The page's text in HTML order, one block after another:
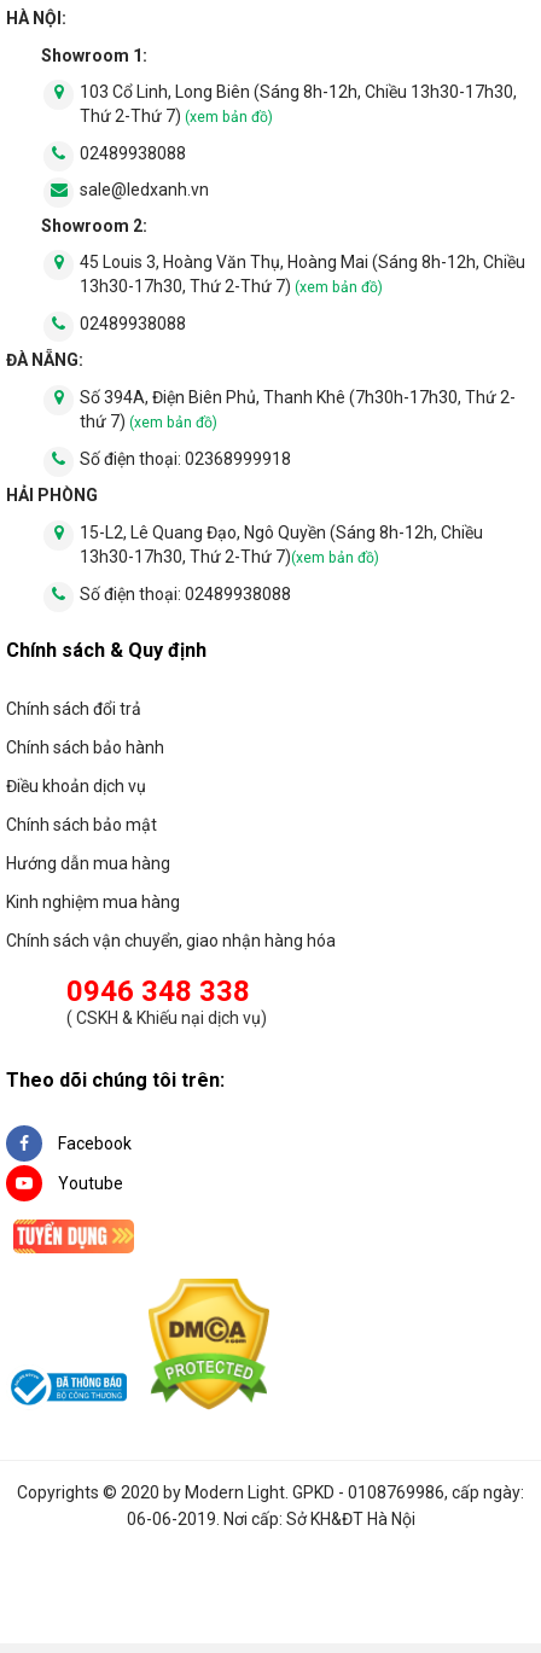
HÀ NỘI:
Showroom 1:
103 Cổ Linh, Long Biên (Sáng 8h-12h, Chiều 13h30-17h30,
Thứ 2-Thứ 7) (xem bản đồ)
02489938088
sale@ledxanh.vn
Showroom 2:
45 Louis 3, Hoàng Văn Thụ, Hoàng Mai (Sáng 8h-12h, Chiều
13h30-17h30, Thứ 2-Thứ 7) (xem bản đồ)
02489938088
ĐÀ NẴNG:
Số 394A, Điện Biên Phủ, Thanh Khê (7h30h-17h30, Thứ 2-
thứ 7) (xem bản đồ)
Số điện thoại: 02368999918
HẢI PHÒNG
15-L2, Lê Quang Đạo, Ngô Quyền (Sáng 8h-12h, Chiều
13h30-17h30, Thứ 2-Thứ 7)(xem bản đồ)
Số điện thoại: 02489938088
Chính sách & Quy định
Chính sách đổi trả
Chính sách bảo hành
Điều khoản dịch vụ
Chính sách bảo mật
Hướng dẫn mua hàng
Kinh nghiệm mua hàng
Chính sách vận chuyển, giao nhận hàng hóa
0946 348 338
( CSKH & Khiếu nại dịch vụ)
Theo dõi chúng tôi trên:
Facebook
Youtube
Copyrights © 2020 by Modern Light . GPKD - 0108769986, cấp ngày:
06-06-2019. Nơi cấp: Sở KH&ĐT Hà Nội